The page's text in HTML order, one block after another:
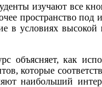
изучают все
пространство под
в условиях
объясняет, как
которые
наибольший